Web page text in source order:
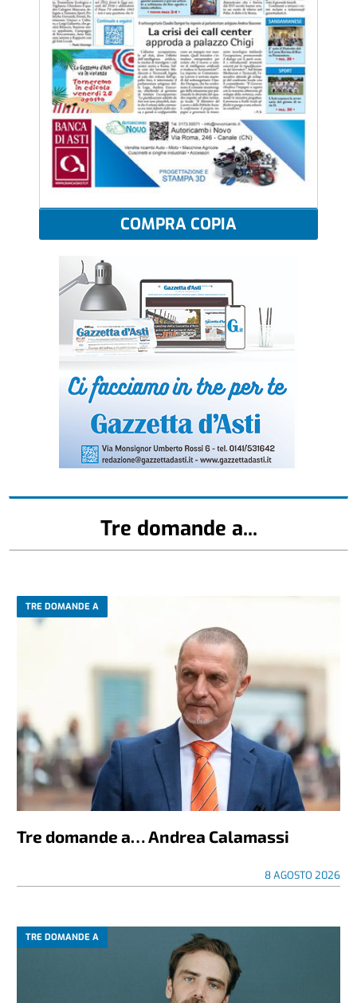
COMPRA COPIA
Tre domande a...
TRE DOMANDE A
Tre domande a… Andrea Calamassi
8 AGOSTO 2026
TRE DOMANDE A